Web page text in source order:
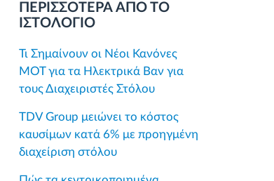
ΠΕΡΙΣΣΟΤΕΡΑ ΑΠΟ ΤΟ
ΙΣΤΟΛΟΓΙΟ
Τι Σημαίνουν οι Νέοι Κανόνες
MOT για τα Ηλεκτρικά Βαν για
τους Διαχειριστές Στόλου
TDV Group μειώνει το κόστος
καυσίμων κατά 6% με προηγμένη
διαχείριση στόλου